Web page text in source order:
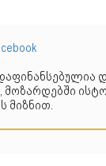
მოზარდებში
მიზნით.